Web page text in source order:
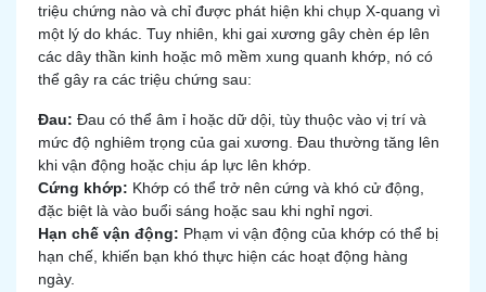
triệu chứng nào và chỉ được phát hiện khi chụp X-quang vì
một lý do khác. Tuy nhiên, khi gai xương gây chèn ép lên
các dây thần kinh hoặc mô mềm xung quanh khớp, nó có
thể gây ra các triệu chứng sau:
Đau: Đau có thể âm ỉ hoặc dữ dội, tùy thuộc vào vị trí và
mức độ nghiêm trọng của gai xương. Đau thường tăng lên
khi vận động hoặc chịu áp lực lên khớp.
Cứng khớp: Khớp có thể trở nên cứng và khó cử động,
đặc biệt là vào buổi sáng hoặc sau khi nghỉ ngơi.
Hạn chế vận động: Phạm vi vận động của khớp có thể bị
hạn chế, khiến bạn khó thực hiện các hoạt động hàng
ngày.